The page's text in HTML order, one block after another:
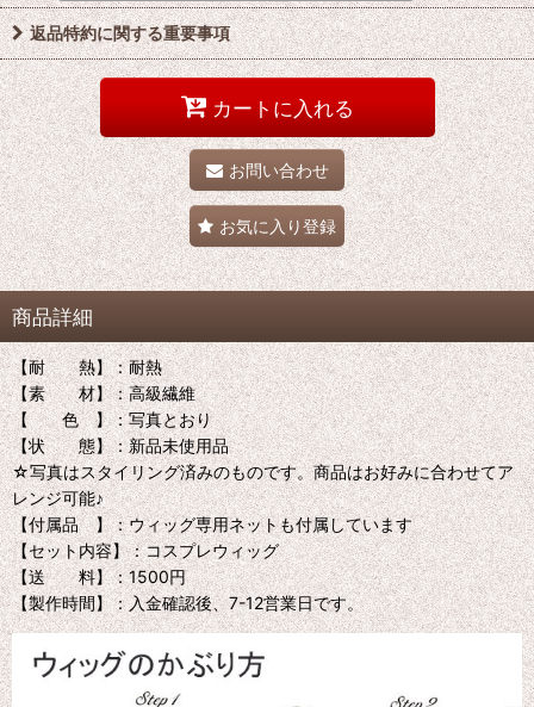
返品特約に関する重要事項
カートに入れる
お問い合わせ
お気に入り登録
商品詳細
【耐 熱】：耐熱
【素 材】：高級繊維
【 色 】：写真とおり
【状 態】：新品未使用品
☆写真はスタイリング済みのものです。商品はお好みに合わせてア
レンジ可能♪
【付属品 】：ウィッグ専用ネットも付属しています
【セット内容】：コスプレウィッグ
【送 料】：1500円
【製作時間】：入金確認後、7-12営業日です。